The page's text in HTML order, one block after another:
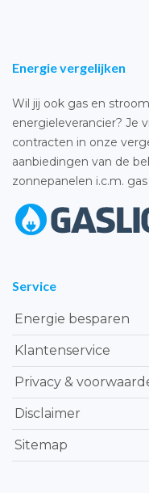
Energie vergelijken
Wil jij ook gas en
energieleverancier? Je
contracten in onze
aanbiedingen van de
zonnepanelen i.c.m.
Service
Energie besparen
Klantenservice
Privacy &
Disclaimer
Sitemap